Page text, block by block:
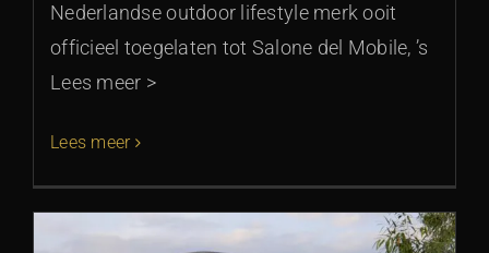
Nederlandse outdoor lifestyle merk ooit
officieel toegelaten tot Salone del Mobile, ’s
Lees meer >
Lees meer